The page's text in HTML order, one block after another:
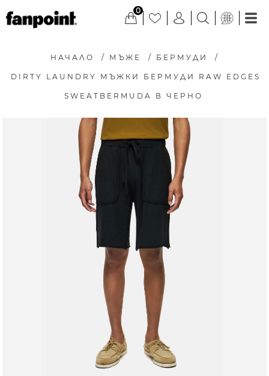
0
НАЧАЛО / МЪЖЕ / БЕРМУДИ /
DIRTY LAUNDRY МЪЖКИ БЕРМУДИ RAW EDGES
SWEATBERMUDA В ЧЕРНО